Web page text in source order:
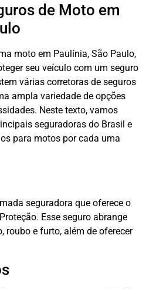
de Moto em
moto em Paulínia, São Paulo,
seu veículo com um seguro
várias corretoras de seguros
ampla variedade de opções
Neste texto, vamos
seguradoras do Brasil e
para motos por cada uma
seguradora que oferece o
Esse seguro abrange
roubo e furto, além de oferecer